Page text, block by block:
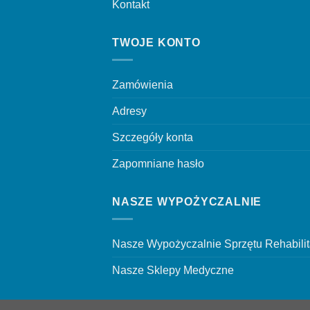
Kontakt
TWOJE KONTO
Zamówienia
Adresy
Szczegóły konta
Zapomniane hasło
NASZE WYPOŻYCZALNIE
Nasze Wypożyczalnie Sprzętu
Nasze Sklepy Medyczne